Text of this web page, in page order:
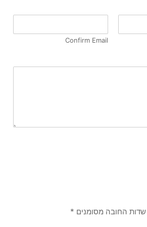
Confirm Email
שדות החובה מסומנים *